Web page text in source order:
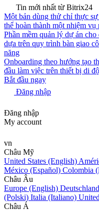
Tin mới nhất từ Bitrix24
Một bản dùng thử chỉ thực
thể hoàn thành một nhiệm
Phần mềm quản lý dự án
dựa trên quy trình bàn giao
năng
Onboarding theo hướng tạo
đầu làm việc trên thiết bị di
Bắt đầu ngay
Đăng nhập
Đăng nhập
My account
vn
Châu Mỹ
United States (English)
México (Español) Colombia
Châu Âu
Europe (English)
(Polski) Italia (Italiano)
Châu Á